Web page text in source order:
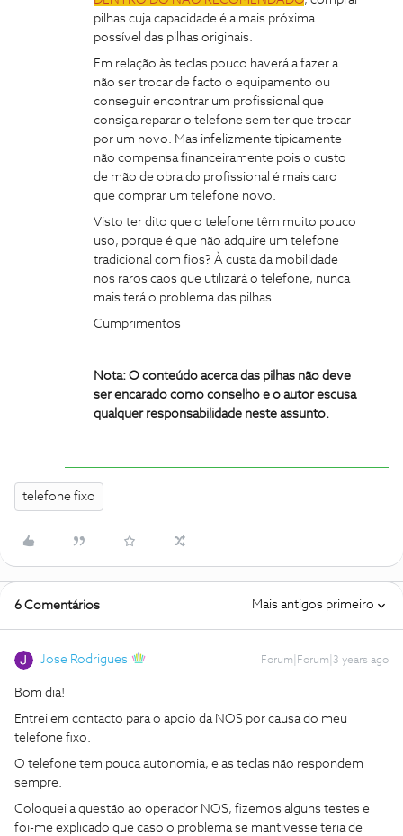
pilhas cuja capacidade é a mais próxima
possível das pilhas originais.
Em relação às teclas pouco haverá a fazer a
não ser trocar de facto o equipamento ou
conseguir encontrar um profissional que
consiga reparar o telefone sem ter que trocar
por um novo. Mas infelizmente tipicamente
não compensa financeiramente pois o custo
de mão de obra do profissional é mais caro
que comprar um telefone novo.
Visto ter dito que o telefone têm muito pouco
uso, porque é que não adquire um telefone
tradicional com fios? À custa da mobilidade
nos raros caos que utilizará o telefone, nunca
mais terá o problema das pilhas.
Cumprimentos
Nota: O conteúdo acerca das pilhas não deve
ser encarado como conselho e o autor escusa
qualquer responsabilidade neste assunto.
telefone fixo
6 Comentários Mais antigos primeiro
Jose Rodrigues Forum|Forum|3 years ago
Bom dia!
Entrei em contacto para o apoio da NOS por causa do meu
telefone fixo.
O telefone tem pouca autonomia, e as teclas não respondem
sempre.
Coloquei a questão ao operador NOS, fizemos alguns testes e
foi-me explicado que caso o problema se mantivesse teria de